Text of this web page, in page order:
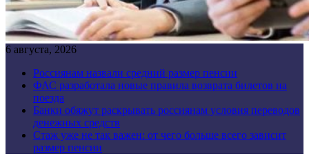
6 августа, 2026
Россиянам назвали средний размер пенсии
ФАС разработала новые правила возврата билетов на
поезда
Банки обяжут раскрывать россиянам условия переводов
денежных средств
Стаж уже не так важен: от чего больше всего зависит
размер пенсии